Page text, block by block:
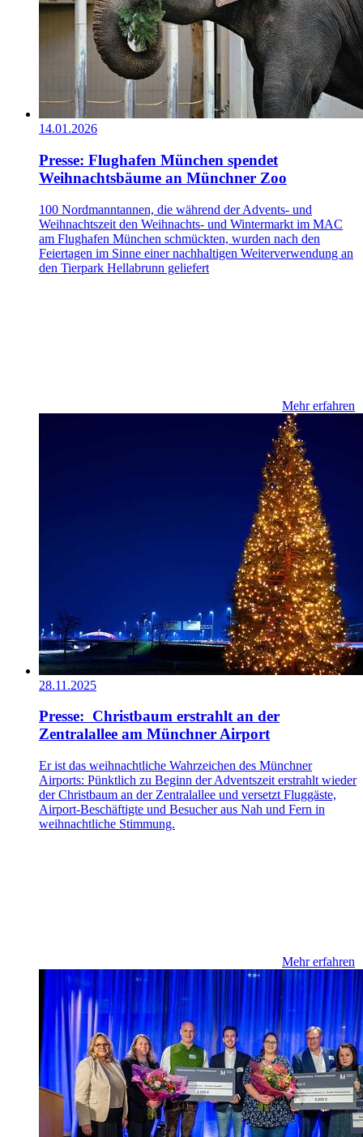
14.01.2026
Presse: Flughafen München spendet
Weihnachtsbäume an Münchner Zoo
100 Nordmanntannen, die während der Advents- und
Weihnachtszeit den Weihnachts- und Wintermarkt im MAC
am Flughafen München schmückten, wurden nach den
Feiertagen im Sinne einer nachhaltigen Weiterverwendung an
den Tierpark Hellabrunn geliefert
Mehr erfahren
28.11.2025
Presse: Christbaum erstrahlt an der
Zentralallee am Münchner Airport
Er ist das weihnachtliche Wahrzeichen des Münchner
Airports: Pünktlich zu Beginn der Adventszeit erstrahlt wieder
der Christbaum an der Zentralallee und versetzt Fluggäste,
Airport-Beschäftigte und Besucher aus Nah und Fern in
weihnachtliche Stimmung.
Mehr erfahren